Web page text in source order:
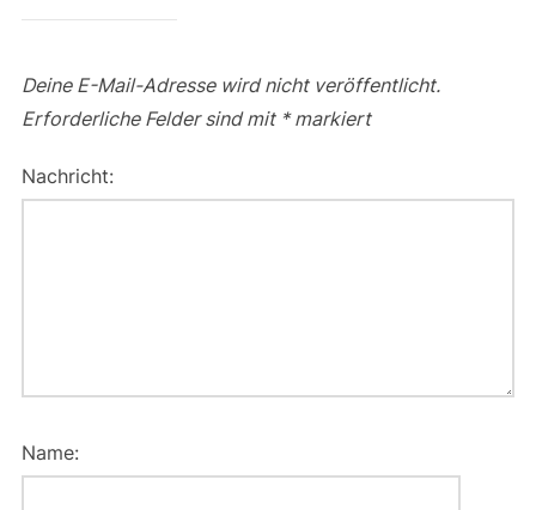
Deine E-Mail-Adresse wird nicht veröffentlicht.
Erforderliche Felder sind mit *markiert
Nachricht:
Name: